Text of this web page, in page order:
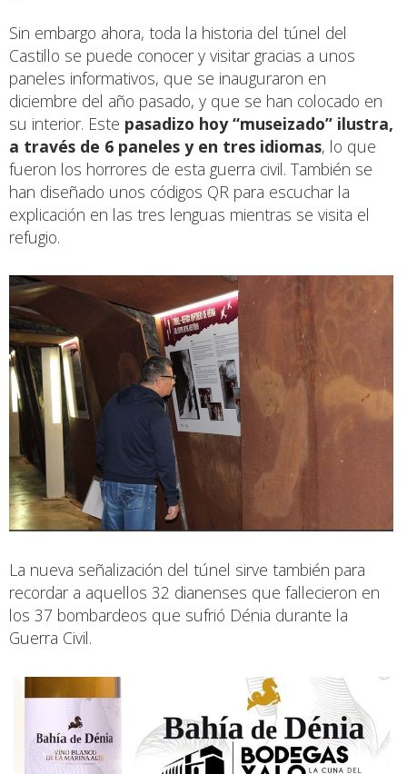
Sin embargo ahora, toda la historia del túnel del
Castillo se puede conocer y visitar gracias a unos
paneles informativos, que se inauguraron en
diciembre del año pasado, y que se han colocado en
su interior. Este pasadizo hoy “museizado” ilustra,
a través de 6 paneles y en tres idiomas, lo que
fueron los horrores de esta guerra civil. También se
han diseñado unos códigos QR para escuchar la
explicación en las tres lenguas mientras se visita el
refugio.
La nueva señalización del túnel sirve también para
recordar a aquellos 32 dianenses que fallecieron en
los 37 bombardeos que sufrió Dénia durante la
Guerra Civil.